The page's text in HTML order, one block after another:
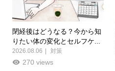
閉経後はどうなる？今から知
りたい体の変化とセルフケ...
2026.08.06 対策
270 views